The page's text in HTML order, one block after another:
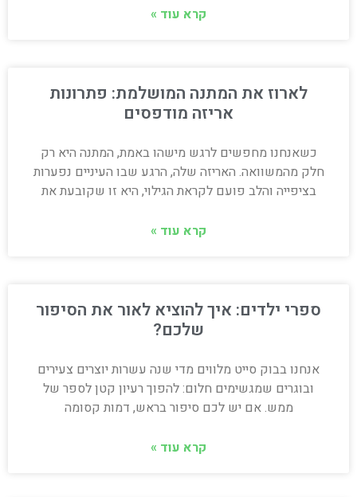
קרא עוד »
לארוז את המתנה המושלמת: פתרונות
אריזה מודפסים
כשאנחנו מחפשים לרגש מישהו באמת, המתנה היא רק
חלק מהמשוואה. האריזה שלה, הרגע שבו העיניים נפערות
בציפייה והלב פועם לקראת הגילוי, היא זו שקובעת את
קרא עוד »
ספרי ילדים: איך להוציא לאור את הסיפור
שלכם?
אנחנו בבוק סייט מלווים מדי שנה עשרות יוצרים צעירים
ובוגרים שמגשימים חלום: להפוך רעיון קטן לספר של
ממש. אם יש לכם סיפור בראש, דמות קסומה
קרא עוד »